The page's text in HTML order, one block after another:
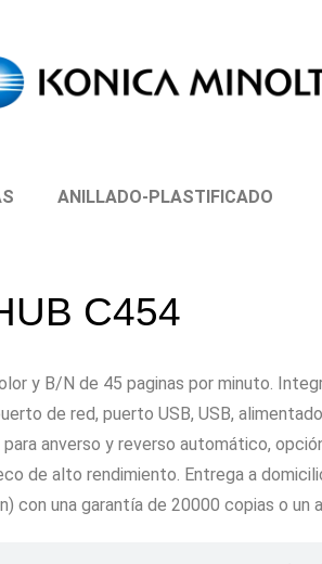
ANILLADO-PLASTIFICADO
C454
y B/N de 45 paginas por minuto.
de red, puerto USB, USB,
anverso y reverso automático,
de alto rendimiento. Entrega a
con una garantía de 20000 copias o un